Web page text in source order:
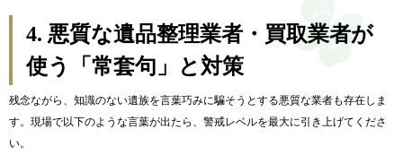
4. 悪質な遺品整理業者・買取業者が
使う「常套句」と対策
残念ながら、知識のない遺族を言葉巧みに騙そうとする悪質な業者も存在しま
す。現場で以下のような言葉が出たら、警戒レベルを最大に引き上げてくださ
い。